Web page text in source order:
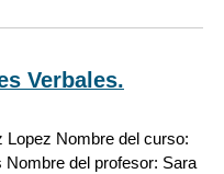
Verbales.
Lopez Nombre del curso:
Nombre del profesor: Sara